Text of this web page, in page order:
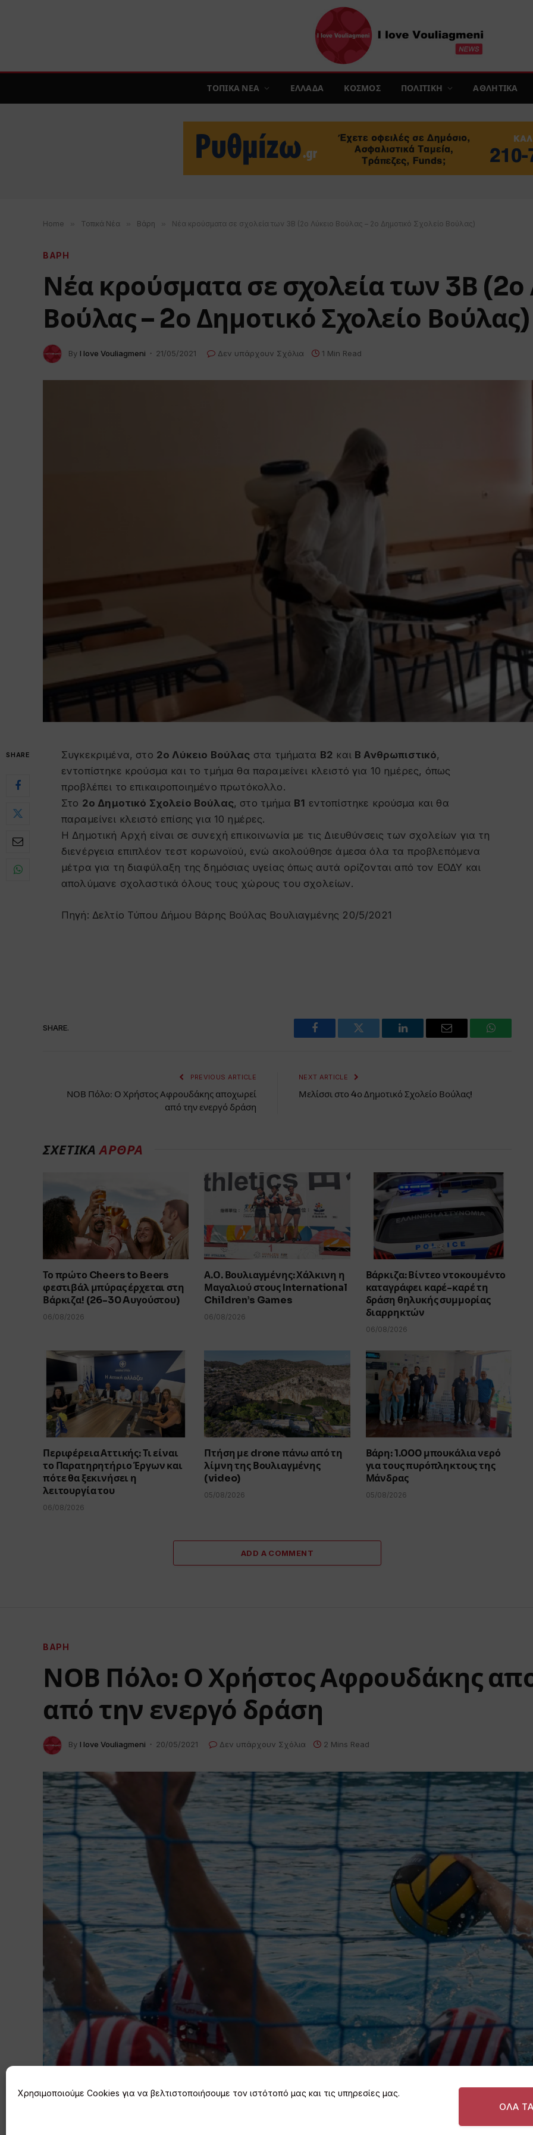
Χρησιμοποιούμε Cookies για να βελτιστοποιήσουμε τον ιστότοπό μας και τις υπηρεσίες μας.
ΟΛΑ ΤΑ
ΤΟΠΙΚΑ ΝΕΑ ΕΛΛΑΔΑ ΚΟΣΜΟΣ ΠΟΛΙΤΙΚΗ ΑΘΛΗΤΙΚΑ
Home » Τοπικά Νέα » Βάρη » Νέα κρούσματα σε σχολεία των 3Β (2ο Λύκειο Βούλας – 2ο Δημοτικό Σχολείο Βούλας)
ΒΑΡΗ
Νέα κρούσματα σε σχολεία των 3Β (2ο
Βούλας – 2ο Δημοτικό Σχολείο Βούλας)
By I love Vouliagmeni 21/05/2021 Δεν υπάρχουν Σχόλια 1 Min Read
SHARE Συγκεκριμένα, στο 2ο Λύκειο Βούλας στα τμήματα Β2 και Β Ανθρωπιστικό,
εντοπίστηκε κρούσμα και το τμήμα θα παραμείνει κλειστό για 10 ημέρες, όπως
προβλέπει το επικαιροποιημένο πρωτόκολλο.
Στο 2ο Δημοτικό Σχολείο Βούλας, στο τμήμα Β1 εντοπίστηκε κρούσμα και θα
παραμείνει κλειστό επίσης για 10 ημέρες.
Η Δημοτική Αρχή είναι σε συνεχή επικοινωνία με τις Διευθύνσεις των σχολείων για τη
διενέργεια επιπλέον τεστ κορωνοϊού, ενώ ακολούθησε άμεσα όλα τα προβλεπόμενα
μέτρα για τη διαφύλαξη της δημόσιας υγείας όπως αυτά ορίζονται από τον ΕΟΔΥ και
απολύμανε σχολαστικά όλους τους χώρους του σχολείων.
Πηγή: Δελτίο Τύπου Δήμου Βάρης Βούλας Βουλιαγμένης 20/5/2021
SHARE.
Facebook Twitter LinkedIn Email
PREVIOUS ARTICLE
ΝΟΒ Πόλο: Ο Χρήστος Αφρουδάκης αποχωρεί
από την ενεργό δράση
NEXT ARTICLE
Μελίσσι στο 4ο Δημοτικό Σχολείο Βούλας!
ΣΧΕΤΙΚΑΑΡΘΡΑ
Το πρώτο Cheers to Beers
φεστιβάλ μπύρας έρχεται στη
Βάρκιζα! (26-30 Aυγούστου)
06/08/2026
Α.Ο. Βουλιαγμένης: Χάλκινη η
Μαγαλιού στους International
Children’s Games
06/08/2026
Βάρκιζα: Βίντεο ντοκουμέντο
καταγράφει καρέ-καρέ τη
δράση θηλυκής συμμορίας
διαρρηκτών
06/08/2026
Περιφέρεια Αττικής: Τι είναι
το Παρατηρητήριο Έργων και
πότε θα ξεκινήσει η
λειτουργία του
06/08/2026
Πτήση με drone πάνω από τη
λίμνη της Βουλιαγμένης
(video)
05/08/2026
Βάρη: 1.000 μπουκάλια νερό
για τους πυρόπληκτους της
Μάνδρας
05/08/2026
ADD A COMMENT
ΒΆΡΗ
ΝΟΒ Πόλο: Ο Χρήστος Αφρουδάκης
από την ενεργό δράση
By I love Vouliagmeni 20/05/2021 Δεν υπάρχουν Σχόλια 2 Mins Read